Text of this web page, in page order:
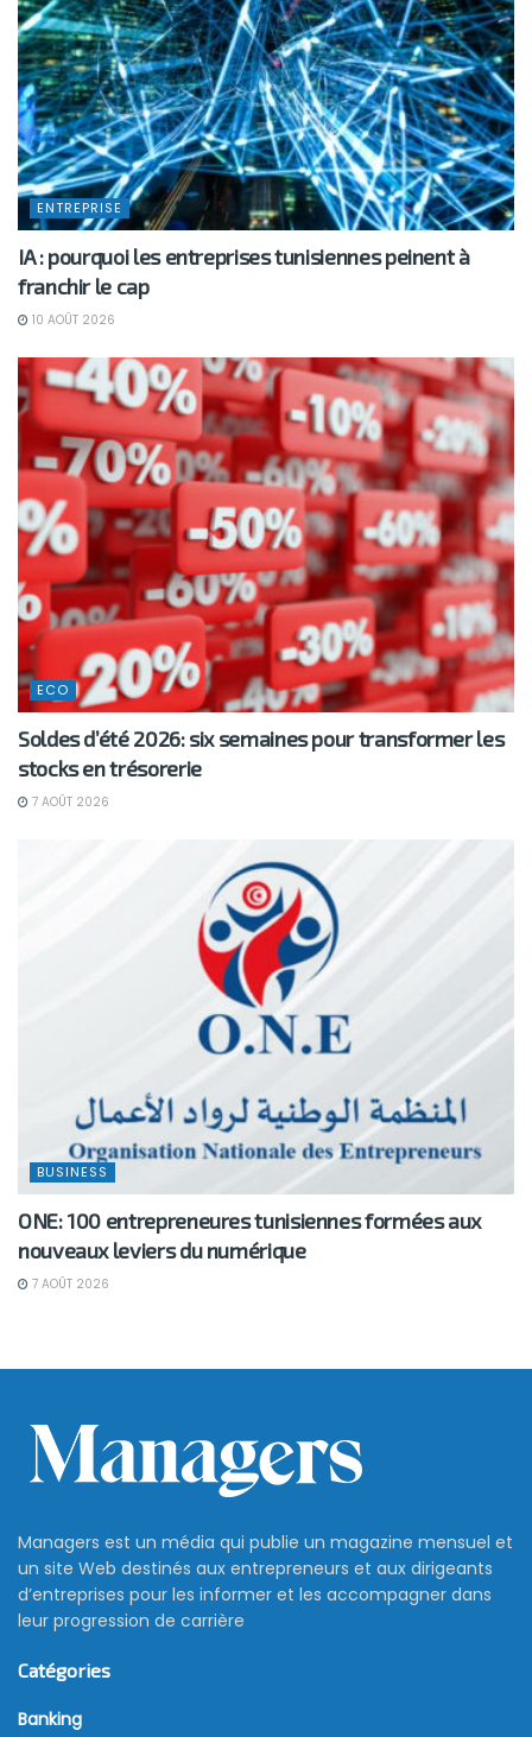
ENTREPRISE
IA : pourquoi les entreprises tunisiennes peinent à
franchir le cap
10 AOÛT 2026
ECO
Soldes d’été 2026: six semaines pour transformer les
stocks en trésorerie
7 AOÛT 2026
BUSINESS
ONE: 100 entrepreneures tunisiennes formées aux
nouveaux leviers du numérique
7 AOÛT 2026
Managers est un média qui publie un magazine mensuel et
un site Web destinés aux entrepreneurs et aux dirigeants
d’entreprises pour les informer et les accompagner dans
leur progression de carrière
Catégories
Banking